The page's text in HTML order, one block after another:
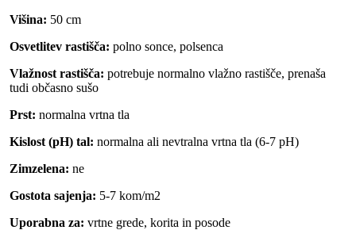
Višina: 50 cm
Osvetlitev rastišča: polno sonce, polsenca
Vlažnost rastišča: potrebuje normalno vlažno rastišče, prenaša
tudi občasno sušo
Prst: normalna vrtna tla
Kislost (pH) tal: normalna ali nevtralna vrtna tla (6-7 pH)
Zimzelena: ne
Gostota sajenja: 5-7 kom/m2
Uporabna za: vrtne grede, korita in posode